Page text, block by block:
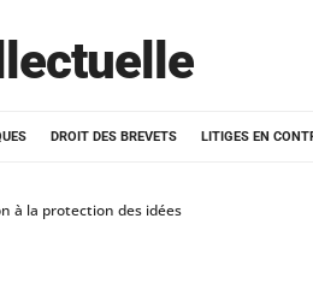
DROIT DES BREVETS LITIGES EN
à la protection des idées